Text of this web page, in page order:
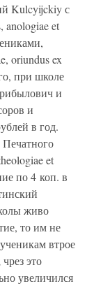
Kulcyijckiy с
anologiae et
oriundus ex
при школе
и
и
в год.
et
по 4 коп. в
живо
то им не
втрое
это
увеличился